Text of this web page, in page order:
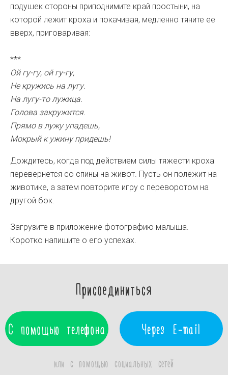
подушек стороны приподнимите край простыни, на
которой лежит кроха и покачивая, медленно тяните ее
вверх, приговаривая:
***
Ой гу-гу, ой гу-гу,
Не кружись на лугу.
На лугу-то лужица.
Голова закружится.
Прямо в лужу упадешь,
Мокрый к ужину придешь!
Дождитесь, когда под действием силы тяжести кроха
перевернется со спины на живот. Пусть он полежит на
животике, а затем повторите игру с переворотом на
другой бок.
Загрузите в приложение фотографию малыша.
Коротко напишите о его успехах.
Присоединиться
С помощью телефона Через E-mail
или с помощью социальных сетей